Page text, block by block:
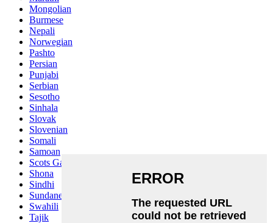
Mongolian
Burmese
Nepali
Norwegian
Pashto
Persian
Punjabi
Serbian
Sesotho
Sinhala
Slovak
Slovenian
Somali
Samoan
Scots Gaelic
Shona
Sindhi
Sundanese
Swahili
Tajik